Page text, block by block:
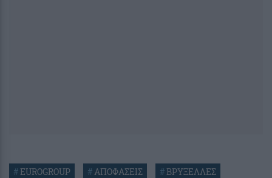
#EUROGROUP #ΑΠΟΦΑΣΕΙΣ #ΒΡΥΞΕΛΛΕΣ